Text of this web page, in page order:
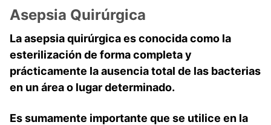
Asepsia Quirúrgica
La asepsia quirúrgica es conocida como la
esterilización de forma completa y
prácticamente la ausencia total de las bacterias
en un área o lugar determinado.
Es sumamente importante que se utilice en la